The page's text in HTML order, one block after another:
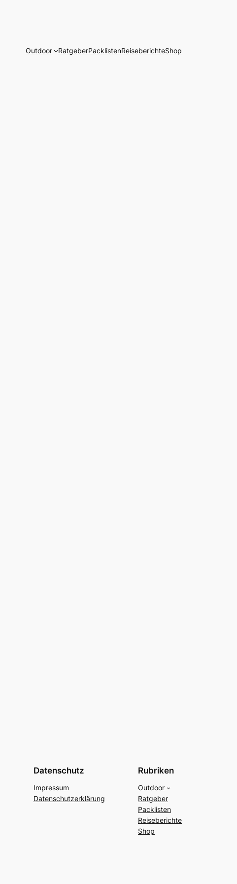
Outdoor RatgeberPacklistenReiseberichteShop
Datenschutz
Impressum
Datenschutzerklärung
Rubriken
Outdoor
Ratgeber
Packlisten
Reiseberichte
Shop